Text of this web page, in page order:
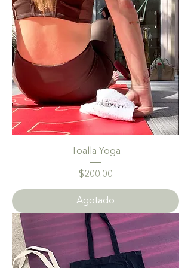
Toalla Yoga
Precio
$200.00
Agotado